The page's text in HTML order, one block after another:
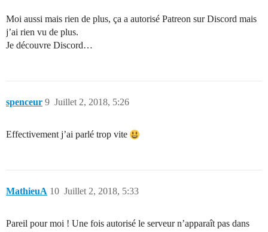
Moi aussi mais rien de plus, ça a autorisé Patreon sur Discord mais
j’ai rien vu de plus.
Je découvre Discord…
spenceur Juillet 2, 2018, 5:26
9
Effectivement j’ai parlé trop vite
MathieuA Juillet 2, 2018, 5:33
10
Pareil pour moi ! Une fois autorisé le serveur n’apparaît pas dans